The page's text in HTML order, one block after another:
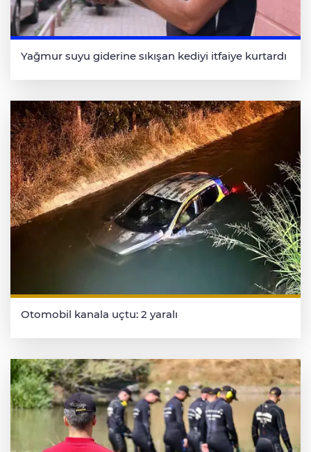
Yağmur suyu giderine sıkışan kediyi itfaiye kurtardı
Otomobil kanala uçtu: 2 yaralı